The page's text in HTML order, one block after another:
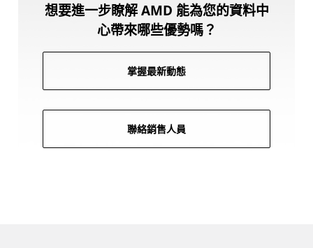
想要進一步瞭解 AMD 能為您的資料中
心帶來哪些優勢嗎？
掌握最新動態
聯絡銷售人員